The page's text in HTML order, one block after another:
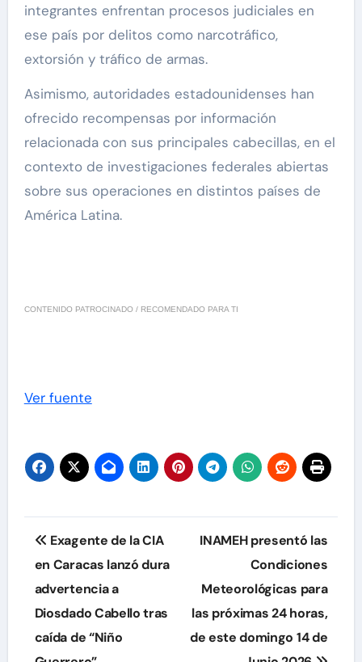
integrantes enfrentan procesos judiciales en
ese país por delitos como narcotráfico,
extorsión y tráfico de armas.
Asimismo, autoridades estadounidenses han
ofrecido recompensas por información
relacionada con sus principales cabecillas, en el
contexto de investigaciones federales abiertas
sobre sus operaciones en distintos países de
América Latina.
CONTENIDO PATROCINADO / RECOMENDADO PARA TI
Ver fuente
Navegación
de
entradas
Exagente de la CIA
en Caracas lanzó dura
advertencia a
Diosdado Cabello tras
caída de “Niño
INAMEH presentó las
Condiciones
Meteorológicas para
las próximas 24 horas,
de este domingo 14 de